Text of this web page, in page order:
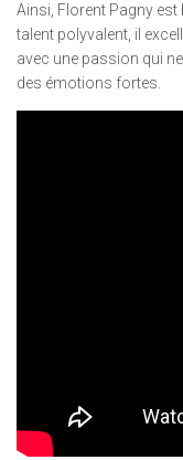
Ainsi, Florent Pagny est
talent polyvalent, il
avec une passion qui
des émotions fortes.